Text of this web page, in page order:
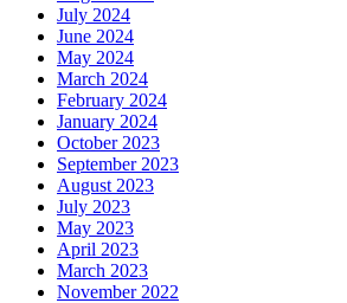
July 2024
June 2024
May 2024
March 2024
February 2024
January 2024
October 2023
September 2023
August 2023
July 2023
May 2023
April 2023
March 2023
November 2022